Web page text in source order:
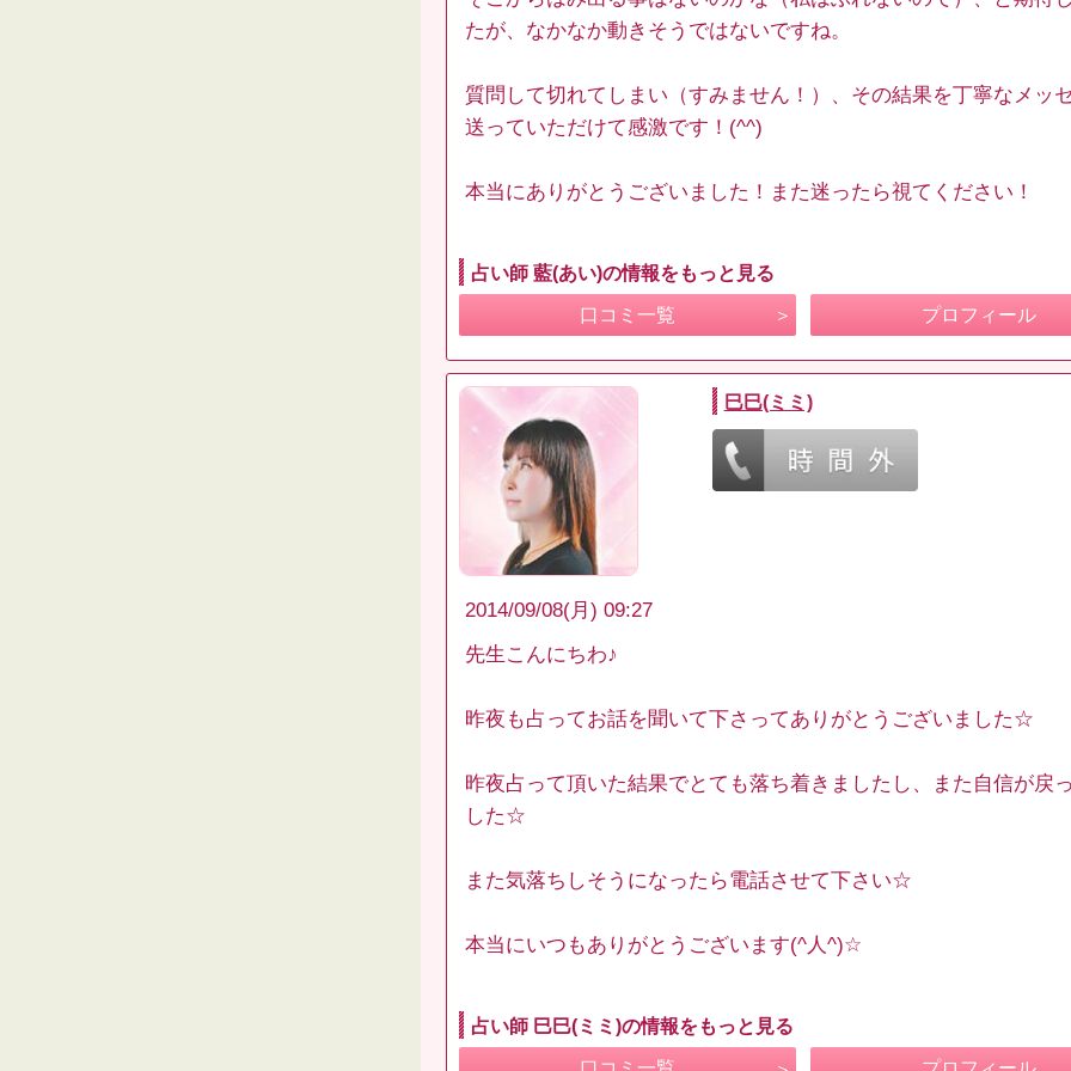
たが、なかなか動きそうではないですね。
質問して切れてしまい（すみません！）、その結果を丁寧なメッ
送っていただけて感激です！(^^)
本当にありがとうございました！また迷ったら視てください！
占い師 藍(あい)の情報をもっと見る
口コミ一覧 プロフィール
巳巳(ミミ)
2014/09/08(月) 09:27
先生こんにちわ♪
昨夜も占ってお話を聞いて下さってありがとうございました☆
昨夜占って頂いた結果でとても落ち着きましたし、また自信が戻
した☆
また気落ちしそうになったら電話させて下さい☆
本当にいつもありがとうございます(^人^)☆
占い師 巳巳(ミミ)の情報をもっと見る